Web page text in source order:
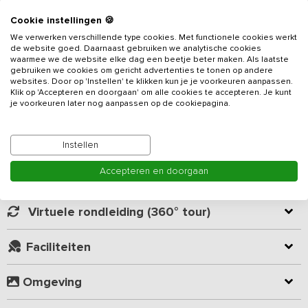
vakantieboerderij. Ditvakantieadres heeft vijf luxe privé kamers
met een eigen badkamer en is daarmee geschikt voor 10 tot 14
personen. Tevens is er een gezellige woonkamer, een royale
ontbijtruimte en een ruime tuin, waar je met het hele gezelschap
samen kunt zijn. Dat maakt dit vakantieadres op een bijzondere
De gezamenlijke ruimte beschikt over meerdere zitplekken. Er is
een gezellige zithoek met een grote bank en meerdere fauteuils,
kopje koffie of thee. Door de grote ramen kijk je uit over al het
prachtige groen in de omgeving. De keuken is voorzien van een
gasfornuis, oven, magnetron, koeling en vaatwasser. Aan de twee
lange eettafels kun je samen genieten van de vers bereide
maaltijd of een leuke spelletjesavond beleven.
Je beschikt over vijf hotelwaardige 2-persoons slaapkamers met
Lees meer
Kamer indeling
Geverifieerde beoordelingen
Virtuele rondleiding (360° tour)
Faciliteiten
Omgeving
Cookie instellingen 🍪
We verwerken verschillende type cookies. Met functionele cookies werkt
de website goed. Daarnaast gebruiken we analytische cookies
waarmee we de website elke dag een beetje beter maken. Als laatste
gebruiken we cookies om gericht advertenties te tonen op andere
websites. Door op 'Instellen' te klikken kun je je voorkeuren aanpassen.
Klik op 'Accepteren en doorgaan' om alle cookies te accepteren. Je kunt
je voorkeuren later nog aanpassen op de cookiepagina.
Instellen
Accepteren en doorgaan